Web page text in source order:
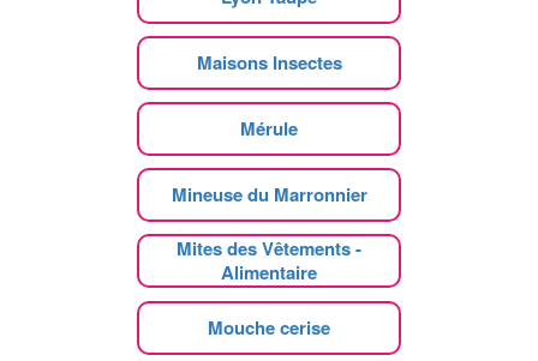
Maisons Insectes
Mérule
Mineuse du Marronnier
Mites des Vêtements -
Alimentaire
Mouche cerise